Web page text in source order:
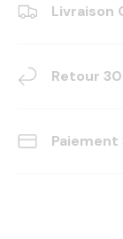
Livraison
Retour
Paiement